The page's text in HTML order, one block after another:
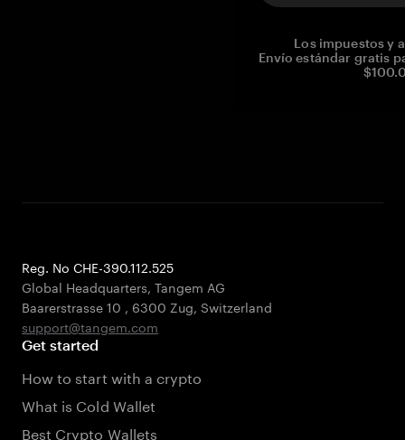
Los impuestos y
Envío estándar gratis
Reg. No CHE-390.112.525
Global Headquarters, Tangem AG
Baarerstrasse 10 , 6300 Zug, Switzerland
support@tangem.com
Get started
How to start with a crypto
What is Cold Wallet
Best Crypto Wallets